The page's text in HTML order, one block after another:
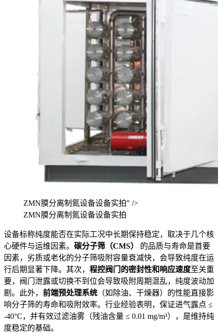
ZMN膜分离制氮设备设备实拍" />
ZMN膜分离制氮设备设备实拍
设备标称纯度能否在实际工况中长期保持稳定，取决于几个核
心硬件与运维因素。 碳分子筛（CMS）
的品质与寿命是首要
因素，劣质或老化的分子筛吸附容量衰减快，会导致纯度在运
行后期显著下降。其次， 程控阀门的密封性和响应速度至关重
要，阀门泄露或切换不到位会导致吸附周期混乱，纯度波动加
剧。此外， 前端预处理系统 （如除油、干燥器）的性能直接影
响分子筛的寿命和吸附效率。行业经验表明，保证进气露点 ≤
-40°C，并有效过滤油雾（残油含量 ≤ 0.01 mg/m³），是维持纯
度稳定的基础。